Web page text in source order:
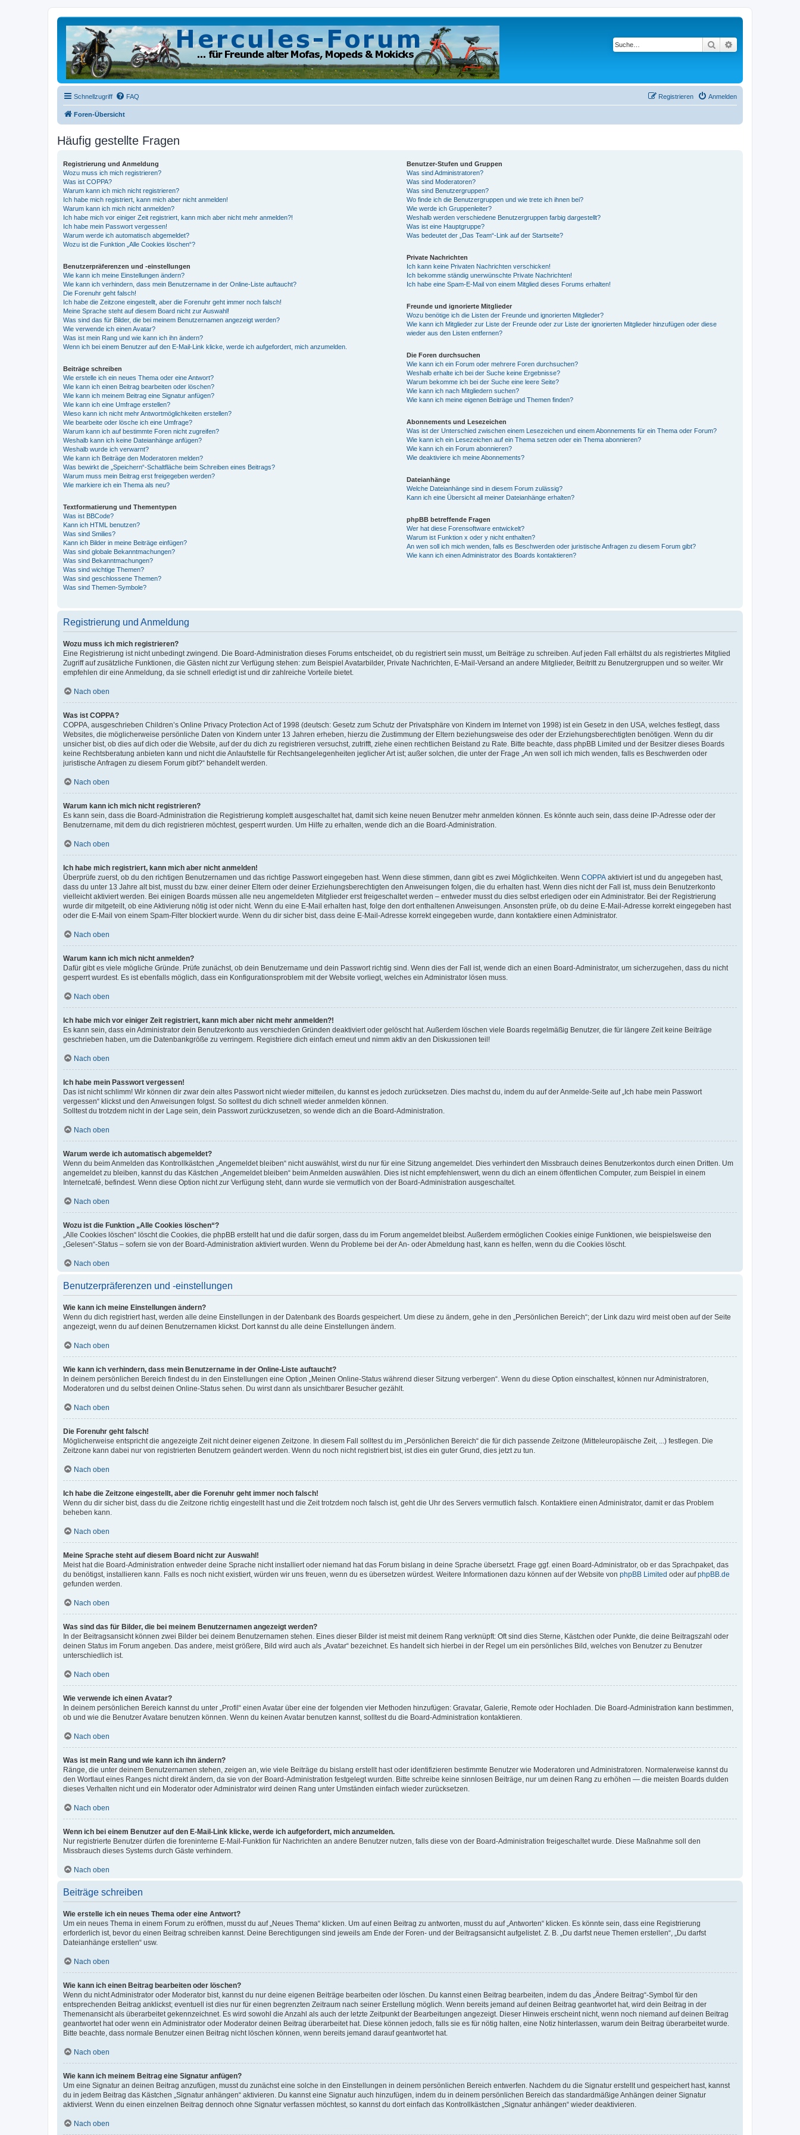
Suche
Schnellzugriff FAQ Anmelden
Registrieren
Foren-Übersicht
Häufig gestellte Fragen
Registrierung und Anmeldung
Wozu muss ich mich registrieren?
Was ist COPPA?
Warum kann ich mich nicht registrieren?
Ich habe mich registriert, kann mich aber nicht anmelden!
Warum kann ich mich nicht anmelden?
Ich habe mich vor einiger Zeit registriert, kann mich aber nicht mehr anmelden?!
Ich habe mein Passwort vergessen!
Warum werde ich automatisch abgemeldet?
Wozu ist die Funktion „Alle Cookies löschen“?
Benutzerpräferenzen und -einstellungen
Wie kann ich meine Einstellungen ändern?
Wie kann ich verhindern, dass mein Benutzername in der Online-Liste auftaucht?
Die Forenuhr geht falsch!
Ich habe die Zeitzone eingestellt, aber die Forenuhr geht immer noch falsch!
Meine Sprache steht auf diesem Board nicht zur Auswahl!
Was sind das für Bilder, die bei meinem Benutzernamen angezeigt werden?
Wie verwende ich einen Avatar?
Was ist mein Rang und wie kann ich ihn ändern?
Wenn ich bei einem Benutzer auf den E-Mail-Link klicke, werde ich aufgefordert, mich anzumelden.
Beiträge schreiben
Wie erstelle ich ein neues Thema oder eine Antwort?
Wie kann ich einen Beitrag bearbeiten oder löschen?
Wie kann ich meinem Beitrag eine Signatur anfügen?
Wie kann ich eine Umfrage erstellen?
Wieso kann ich nicht mehr Antwortmöglichkeiten erstellen?
Wie bearbeite oder lösche ich eine Umfrage?
Warum kann ich auf bestimmte Foren nicht zugreifen?
Weshalb kann ich keine Dateianhänge anfügen?
Weshalb wurde ich verwarnt?
Wie kann ich Beiträge den Moderatoren melden?
Was bewirkt die „Speichern“-Schaltfläche beim Schreiben eines Beitrags?
Warum muss mein Beitrag erst freigegeben werden?
Wie markiere ich ein Thema als neu?
Textformatierung und Thementypen
Was ist BBCode?
Kann ich HTML benutzen?
Was sind Smilies?
Kann ich Bilder in meine Beiträge einfügen?
Was sind globale Bekanntmachungen?
Was sind Bekanntmachungen?
Was sind wichtige Themen?
Was sind geschlossene Themen?
Was sind Themen-Symbole?
Benutzer-Stufen und Gruppen
Was sind Administratoren?
Was sind Moderatoren?
Was sind Benutzergruppen?
Wo finde ich die Benutzergruppen und wie trete ich ihnen bei?
Wie werde ich Gruppenleiter?
Weshalb werden verschiedene Benutzergruppen farbig dargestellt?
Was ist eine Hauptgruppe?
Was bedeutet der „Das Team“-Link auf der Startseite?
Private Nachrichten
Ich kann keine Privaten Nachrichten verschicken!
Ich bekomme ständig unerwünschte Private Nachrichten!
Ich habe eine Spam-E-Mail von einem Mitglied dieses Forums erhalten!
Freunde und ignorierte Mitglieder
Wozu benötige ich die Listen der Freunde und ignorierten Mitglieder?
Wie kann ich Mitglieder zur Liste der Freunde oder zur Liste der ignorierten Mitglieder hinzufügen oder diese
wieder aus den Listen entfernen?
Die Foren durchsuchen
Wie kann ich ein Forum oder mehrere Foren durchsuchen?
Weshalb erhalte ich bei der Suche keine Ergebnisse?
Warum bekomme ich bei der Suche eine leere Seite?
Wie kann ich nach Mitgliedern suchen?
Wie kann ich meine eigenen Beiträge und Themen finden?
Abonnements und Lesezeichen
Was ist der Unterschied zwischen einem Lesezeichen und einem Abonnements für ein Thema oder Forum?
Wie kann ich ein Lesezeichen auf ein Thema setzen oder ein Thema abonnieren?
Wie kann ich ein Forum abonnieren?
Wie deaktiviere ich meine Abonnements?
Dateianhänge
Welche Dateianhänge sind in diesem Forum zulässig?
Kann ich eine Übersicht all meiner Dateianhänge erhalten?
phpBB betreffende Fragen
Wer hat diese Forensoftware entwickelt?
Warum ist Funktion x oder y nicht enthalten?
An wen soll ich mich wenden, falls es Beschwerden oder juristische Anfragen zu diesem Forum gibt?
Wie kann ich einen Administrator des Boards kontaktieren?
Registrierung und Anmeldung
Wozu muss ich mich registrieren?
Eine Registrierung ist nicht unbedingt zwingend. Die Board-Administration dieses Forums entscheidet, ob du registriert sein musst, um Beiträge zu schreiben. Auf jeden Fall erhältst du als registriertes Mitglied
Zugriff auf zusätzliche Funktionen, die Gästen nicht zur Verfügung stehen: zum Beispiel Avatarbilder, Private Nachrichten, E-Mail-Versand an andere Mitglieder, Beitritt zu Benutzergruppen und so weiter. Wir
empfehlen dir eine Anmeldung, da sie schnell erledigt ist und dir zahlreiche Vorteile bietet.
Nach oben
Was ist COPPA?
COPPA, ausgeschrieben Children’s Online Privacy Protection Act of 1998 (deutsch: Gesetz zum Schutz der Privatsphäre von Kindern im Internet von 1998) ist ein Gesetz in den USA, welches festlegt, dass
Websites, die möglicherweise persönliche Daten von Kindern unter 13 Jahren erheben, hierzu die Zustimmung der Eltern beziehungsweise des oder der Erziehungsberechtigten benötigen. Wenn du dir
unsicher bist, ob dies auf dich oder die Website, auf der du dich zu registrieren versuchst, zutrifft, ziehe einen rechtlichen Beistand zu Rate. Bitte beachte, dass phpBB Limited und der Besitzer dieses Boards
keine Rechtsberatung anbieten kann und nicht die Anlaufstelle für Rechtsangelegenheiten jeglicher Art ist; außer solchen, die unter der Frage „An wen soll ich mich wenden, falls es Beschwerden oder
juristische Anfragen zu diesem Forum gibt?“ behandelt werden.
Nach oben
Warum kann ich mich nicht registrieren?
Es kann sein, dass die Board-Administration die Registrierung komplett ausgeschaltet hat, damit sich keine neuen Benutzer mehr anmelden können. Es könnte auch sein, dass deine IP-Adresse oder der
Benutzername, mit dem du dich registrieren möchtest, gesperrt wurden. Um Hilfe zu erhalten, wende dich an die Board-Administration.
Nach oben
Ich habe mich registriert, kann mich aber nicht anmelden!
Überprüfe zuerst, ob du den richtigen Benutzernamen und das richtige Passwort eingegeben hast. Wenn diese stimmen, dann gibt es zwei Möglichkeiten. Wenn COPPA aktiviert ist und du angegeben hast,
dass du unter 13 Jahre alt bist, musst du bzw. einer deiner Eltern oder deiner Erziehungsberechtigten den Anweisungen folgen, die du erhalten hast. Wenn dies nicht der Fall ist, muss dein Benutzerkonto
vielleicht aktiviert werden. Bei einigen Boards müssen alle neu angemeldeten Mitglieder erst freigeschaltet werden – entweder musst du dies selbst erledigen oder ein Administrator. Bei der Registrierung
wurde dir mitgeteilt, ob eine Aktivierung nötig ist oder nicht. Wenn du eine E-Mail erhalten hast, folge den dort enthaltenen Anweisungen. Ansonsten prüfe, ob du deine E-Mail-Adresse korrekt eingegeben hast
oder die E-Mail von einem Spam-Filter blockiert wurde. Wenn du dir sicher bist, dass deine E-Mail-Adresse korrekt eingegeben wurde, dann kontaktiere einen Administrator.
Nach oben
Warum kann ich mich nicht anmelden?
Dafür gibt es viele mögliche Gründe. Prüfe zunächst, ob dein Benutzername und dein Passwort richtig sind. Wenn dies der Fall ist, wende dich an einen Board-Administrator, um sicherzugehen, dass du nicht
gesperrt wurdest. Es ist ebenfalls möglich, dass ein Konfigurationsproblem mit der Website vorliegt, welches ein Administrator lösen muss.
Nach oben
Ich habe mich vor einiger Zeit registriert, kann mich aber nicht mehr anmelden?!
Es kann sein, dass ein Administrator dein Benutzerkonto aus verschieden Gründen deaktiviert oder gelöscht hat. Außerdem löschen viele Boards regelmäßig Benutzer, die für längere Zeit keine Beiträge
geschrieben haben, um die Datenbankgröße zu verringern. Registriere dich einfach erneut und nimm aktiv an den Diskussionen teil!
Nach oben
Ich habe mein Passwort vergessen!
Das ist nicht schlimm! Wir können dir zwar dein altes Passwort nicht wieder mitteilen, du kannst es jedoch zurücksetzen. Dies machst du, indem du auf der Anmelde-Seite auf „Ich habe mein Passwort
vergessen“ klickst und den Anweisungen folgst. So solltest du dich schnell wieder anmelden können.
Solltest du trotzdem nicht in der Lage sein, dein Passwort zurückzusetzen, so wende dich an die Board-Administration.
Nach oben
Warum werde ich automatisch abgemeldet?
Wenn du beim Anmelden das Kontrollkästchen „Angemeldet bleiben“ nicht auswählst, wirst du nur für eine Sitzung angemeldet. Dies verhindert den Missbrauch deines Benutzerkontos durch einen Dritten. Um
angemeldet zu bleiben, kannst du das Kästchen „Angemeldet bleiben“ beim Anmelden auswählen. Dies ist nicht empfehlenswert, wenn du dich an einem öffentlichen Computer, zum Beispiel in einem
Internetcafé, befindest. Wenn diese Option nicht zur Verfügung steht, dann wurde sie vermutlich von der Board-Administration ausgeschaltet.
Nach oben
Wozu ist die Funktion „Alle Cookies löschen“?
„Alle Cookies löschen“ löscht die Cookies, die phpBB erstellt hat und die dafür sorgen, dass du im Forum angemeldet bleibst. Außerdem ermöglichen Cookies einige Funktionen, wie beispielsweise den
„Gelesen“-Status – sofern sie von der Board-Administration aktiviert wurden. Wenn du Probleme bei der An- oder Abmeldung hast, kann es helfen, wenn du die Cookies löscht.
Nach oben
Benutzerpräferenzen und -einstellungen
Wie kann ich meine Einstellungen ändern?
Wenn du dich registriert hast, werden alle deine Einstellungen in der Datenbank des Boards gespeichert. Um diese zu ändern, gehe in den „Persönlichen Bereich“; der Link dazu wird meist oben auf der Seite
angezeigt, wenn du auf deinen Benutzernamen klickst. Dort kannst du alle deine Einstellungen ändern.
Nach oben
Wie kann ich verhindern, dass mein Benutzername in der Online-Liste auftaucht?
In deinem persönlichen Bereich findest du in den Einstellungen eine Option „Meinen Online-Status während dieser Sitzung verbergen“. Wenn du diese Option einschaltest, können nur Administratoren,
Moderatoren und du selbst deinen Online-Status sehen. Du wirst dann als unsichtbarer Besucher gezählt.
Nach oben
Die Forenuhr geht falsch!
Möglicherweise entspricht die angezeigte Zeit nicht deiner eigenen Zeitzone. In diesem Fall solltest du im „Persönlichen Bereich“ die für dich passende Zeitzone (Mitteleuropäische Zeit, ...) festlegen. Die
Zeitzone kann dabei nur von registrierten Benutzern geändert werden. Wenn du noch nicht registriert bist, ist dies ein guter Grund, dies jetzt zu tun.
Nach oben
Ich habe die Zeitzone eingestellt, aber die Forenuhr geht immer noch falsch!
Wenn du dir sicher bist, dass du die Zeitzone richtig eingestellt hast und die Zeit trotzdem noch falsch ist, geht die Uhr des Servers vermutlich falsch. Kontaktiere einen Administrator, damit er das Problem
beheben kann.
Nach oben
Meine Sprache steht auf diesem Board nicht zur Auswahl!
Meist hat die Board-Administration entweder deine Sprache nicht installiert oder niemand hat das Forum bislang in deine Sprache übersetzt. Frage ggf. einen Board-Administrator, ob er das Sprachpaket, das
du benötigst, installieren kann. Falls es noch nicht existiert, würden wir uns freuen, wenn du es übersetzen würdest. Weitere Informationen dazu können auf der Website von phpBB Limited oder aufphpBB.de
gefunden werden.
Nach oben
Was sind das für Bilder, die bei meinem Benutzernamen angezeigt werden?
In der Beitragsansicht können zwei Bilder bei deinem Benutzernamen stehen. Eines dieser Bilder ist meist mit deinem Rang verknüpft: Oft sind dies Sterne, Kästchen oder Punkte, die deine Beitragszahl oder
deinen Status im Forum angeben. Das andere, meist größere, Bild wird auch als „Avatar“ bezeichnet. Es handelt sich hierbei in der Regel um ein persönliches Bild, welches von Benutzer zu Benutzer
unterschiedlich ist.
Nach oben
Wie verwende ich einen Avatar?
In deinem persönlichen Bereich kannst du unter „Profil“ einen Avatar über eine der folgenden vier Methoden hinzufügen: Gravatar, Galerie, Remote oder Hochladen. Die Board-Administration kann bestimmen,
ob und wie die Benutzer Avatare benutzen können. Wenn du keinen Avatar benutzen kannst, solltest du die Board-Administration kontaktieren.
Nach oben
Was ist mein Rang und wie kann ich ihn ändern?
Ränge, die unter deinem Benutzernamen stehen, zeigen an, wie viele Beiträge du bislang erstellt hast oder identifizieren bestimmte Benutzer wie Moderatoren und Administratoren. Normalerweise kannst du
den Wortlaut eines Ranges nicht direkt ändern, da sie von der Board-Administration festgelegt wurden. Bitte schreibe keine sinnlosen Beiträge, nur um deinen Rang zu erhöhen — die meisten Boards dulden
dieses Verhalten nicht und ein Moderator oder Administrator wird deinen Rang unter Umständen einfach wieder zurücksetzen.
Nach oben
Wenn ich bei einem Benutzer auf den E-Mail-Link klicke, werde ich aufgefordert, mich anzumelden.
Nur registrierte Benutzer dürfen die foreninterne E-Mail-Funktion für Nachrichten an andere Benutzer nutzen, falls diese von der Board-Administration freigeschaltet wurde. Diese Maßnahme soll den
Missbrauch dieses Systems durch Gäste verhindern.
Nach oben
Beiträge schreiben
Wie erstelle ich ein neues Thema oder eine Antwort?
Um ein neues Thema in einem Forum zu eröffnen, musst du auf „Neues Thema“ klicken. Um auf einen Beitrag zu antworten, musst du auf „Antworten“ klicken. Es könnte sein, dass eine Registrierung
erforderlich ist, bevor du einen Beitrag schreiben kannst. Deine Berechtigungen sind jeweils am Ende der Foren- und der Beitragsansicht aufgelistet. Z. B. „Du darfst neue Themen erstellen“, „Du darfst
Dateianhänge erstellen“ usw.
Nach oben
Wie kann ich einen Beitrag bearbeiten oder löschen?
Wenn du nicht Administrator oder Moderator bist, kannst du nur deine eigenen Beiträge bearbeiten oder löschen. Du kannst einen Beitrag bearbeiten, indem du das „Ändere Beitrag“-Symbol für den
entsprechenden Beitrag anklickst; eventuell ist dies nur für einen begrenzten Zeitraum nach seiner Erstellung möglich. Wenn bereits jemand auf deinen Beitrag geantwortet hat, wird dein Beitrag in der
Themenansicht als überarbeitet gekennzeichnet. Es wird sowohl die Anzahl als auch der letzte Zeitpunkt der Bearbeitungen angezeigt. Dieser Hinweis erscheint nicht, wenn noch niemand auf deinen Beitrag
geantwortet hat oder wenn ein Administrator oder Moderator deinen Beitrag überarbeitet hat. Diese können jedoch, falls sie es für nötig halten, eine Notiz hinterlassen, warum dein Beitrag überarbeitet wurde.
Bitte beachte, dass normale Benutzer einen Beitrag nicht löschen können, wenn bereits jemand darauf geantwortet hat.
Nach oben
Wie kann ich meinem Beitrag eine Signatur anfügen?
Um eine Signatur an deinen Beitrag anzufügen, musst du zunächst eine solche in den Einstellungen in deinem persönlichen Bereich entwerfen. Nachdem du die Signatur erstellt und gespeichert hast, kannst
du in jedem Beitrag das Kästchen „Signatur anhängen“ aktivieren. Du kannst eine Signatur auch hinzufügen, indem du in deinem persönlichen Bereich das standardmäßige Anhängen deiner Signatur
aktivierst. Wenn du einen einzelnen Beitrag dennoch ohne Signatur verfassen möchtest, so kannst du dort einfach das Kontrollkästchen „Signatur anhängen“ wieder deaktivieren.
Nach oben